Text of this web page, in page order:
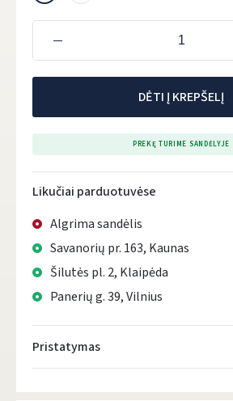
DĖTI Į KREPŠELĮ
PREKĘ TURIME SANDĖLYJE
Likučiai parduotuvėse
Algrima sandėlis
Savanorių pr. 163, Kaunas
Šilutės pl. 2, Klaipėda
Panerių g. 39, Vilnius
Pristatymas
Atsiėmimo taškai- 0.00 €